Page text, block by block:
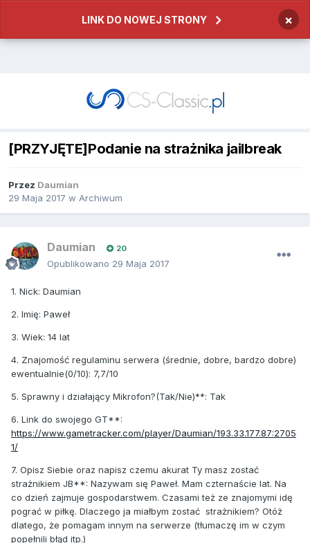
LINK DO NOWEJ STRONY ×
[PRZYJĘTE]Podanie na strażnika jailbreak
Przez Daumian
29 Maja 2017 w Archiwum
Daumian 20
Opublikowano 29 Maja 2017
1. Nick: Daumian
2. Imię: Paweł
3. Wiek: 14 lat
4. Znajomość regulaminu serwera (średnie, dobre, bardzo dobre)
ewentualnie(0/10): 7,7/10
5. Sprawny i działający Mikrofon?(Tak/Nie)**: Tak
6. Link do swojego GT**:
https://www.gametracker.com/player/Daumian/193.33.177.87:2705
1/
7. Opisz Siebie oraz napisz czemu akurat Ty masz zostać
strażnikiem JB**: Nazywam się Paweł. Mam czternaście lat. Na
co dzień zajmuje gospodarstwem. Czasami też ze znajomymi idę
pograć w piłkę. Dlaczego ja miałbym zostać strażnikiem? Otóż
dlatego, że pomagam innym na serwerze (tłumaczę im w czym
popełnili błąd itp.)